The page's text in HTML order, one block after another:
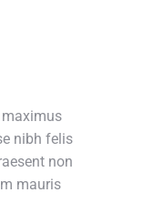
nibh felis
non
mauris